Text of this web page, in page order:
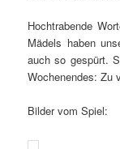
Hochtrabende
Mädels haben
auch so gespürt.
Wochenendes: Zu
Bilder vom Spiel: